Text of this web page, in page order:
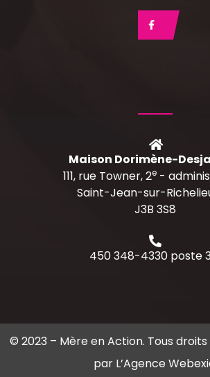
Maison Dorimène-
111, rue Towner, 2e -
Saint-Jean-sur-
J3B 3S8
450 348-4330 poste
© 2023 – Mère en Action. Tous
par L’Agence